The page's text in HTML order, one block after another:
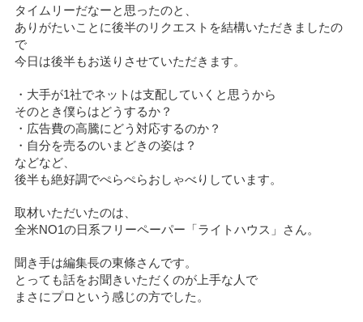
タイムリーだなーと思ったのと、
ありがたいことに後半のリクエストを結構いただきましたの
で
今日は後半もお送りさせていただきます。
・大手が1社でネットは支配していくと思うから
そのとき僕らはどうするか？
・広告費の高騰にどう対応するのか？
・自分を売るのいまどきの姿は？
などなど、
後半も絶好調でぺらぺらおしゃべりしています。
取材いただいたのは、
全米NO1の日系フリーペーパー「ライトハウス」さん。
聞き手は編集長の東條さんです。
とっても話をお聞きいただくのが上手な人で
まさにプロという感じの方でした。